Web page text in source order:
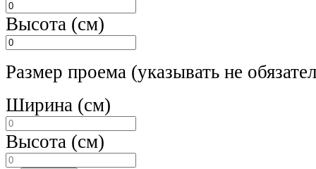
Высота (см)
Размер проема (указывать не
Ширина (см)
Высота (см)